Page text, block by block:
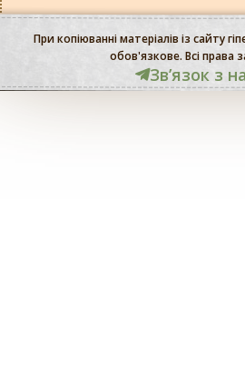
При копіюванні матеріалів із сайту
обов'язкове. Всі права
Звʼязок з